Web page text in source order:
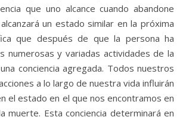
que uno alcance cuando abandone
un estado similar en la próxima
que después de que la persona ha
numerosas y variadas actividades de la
conciencia agregada. Todos nuestros
a lo largo de nuestra vida influirán
el estado en el que nos encontramos en
muerte. Esta conciencia determinará en